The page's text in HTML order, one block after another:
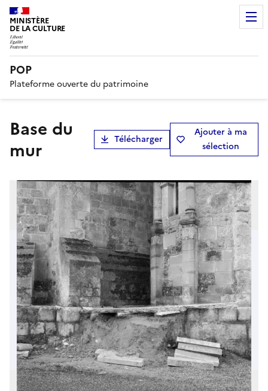
MINISTÈRE
DE LA CULTURE
POP
Plateforme ouverte du patrimoine
Base du
mur
Télécharger
Ajouter à ma
sélection